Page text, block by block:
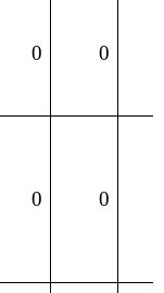
0 0
0 0